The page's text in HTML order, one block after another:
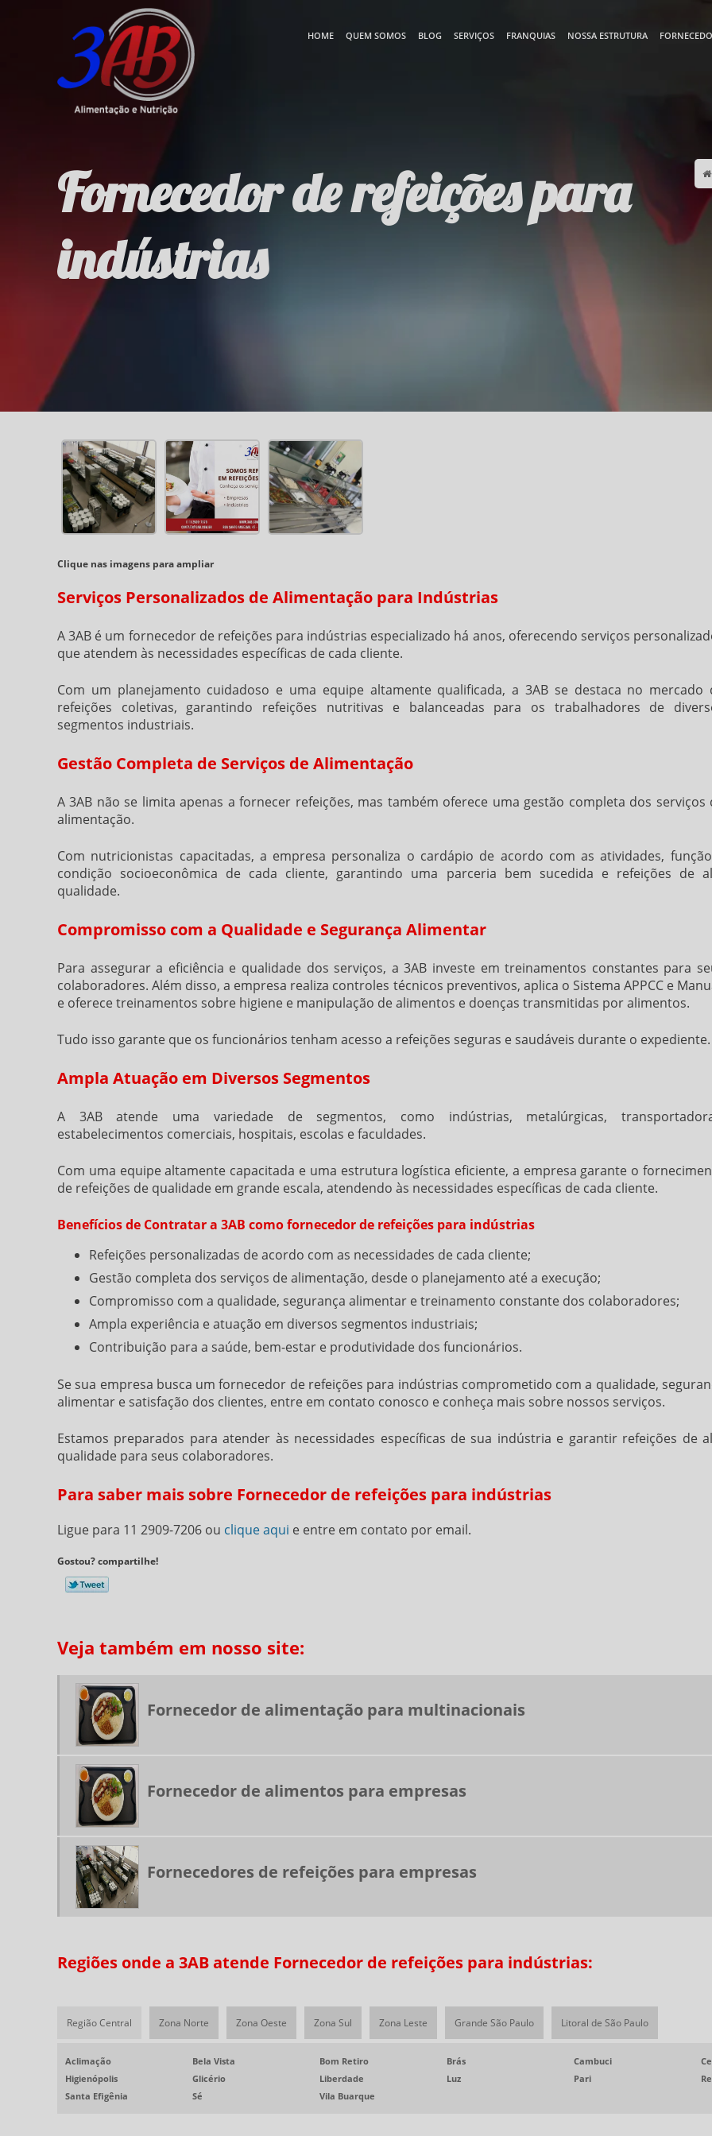
HOME QUEM SOMOS BLOG SERVIÇOS FRANQUIAS NOSSA ESTRUTURA
Fornecedor de refeições para
indústrias
Clique nas imagens para ampliar
Serviços Personalizados de Alimentação para Indústrias
A 3AB é um fornecedor de refeições para indústrias especializado há anos, oferecendo serviços
que atendem às necessidades específicas de cada cliente.
Com um planejamento cuidadoso e uma equipe altamente qualificada, a 3AB se destaca no mercado
refeições coletivas, garantindo refeições nutritivas e balanceadas para os trabalhadores de
segmentos industriais.
Gestão Completa de Serviços de Alimentação
A 3AB não se limita apenas a fornecer refeições, mas também oferece uma gestão completa dos serviços
alimentação.
Com nutricionistas capacitadas, a empresa personaliza o cardápio de acordo com as atividades,
condição socioeconômica de cada cliente, garantindo uma parceria bem sucedida e refeições de
qualidade.
Compromisso com a Qualidade e Segurança Alimentar
Para assegurar a eficiência e qualidade dos serviços, a 3AB investe em treinamentos constantes para
colaboradores. Além disso, a empresa realiza controles técnicos preventivos, aplica o Sistema APPCC e
e oferece treinamentos sobre higiene e manipulação de alimentos e doenças transmitidas por alimentos.
Tudo isso garante que os funcionários tenham acesso a refeições seguras e saudáveis durante o expediente.
Ampla Atuação em Diversos Segmentos
A 3AB atende uma variedade de segmentos, como indústrias, metalúrgicas,
estabelecimentos comerciais, hospitais, escolas e faculdades.
Com uma equipe altamente capacitada e uma estrutura logística eficiente, a empresa garante o
de refeições de qualidade em grande escala, atendendo às necessidades específicas de cada cliente.
Benefícios de Contratar a 3AB como fornecedor de refeições para indústrias
Refeições personalizadas de acordo com as necessidades de cada cliente;
Gestão completa dos serviços de alimentação, desde o planejamento até a execução;
Compromisso com a qualidade, segurança alimentar e treinamento constante dos colaboradores;
Ampla experiência e atuação em diversos segmentos industriais;
Contribuição para a saúde, bem-estar e produtividade dos funcionários.
Se sua empresa busca umfornecedor de refeições para indústrias comprometido com a qualidade,
alimentar e satisfação dos clientes, entre em contato conosco e conheça mais sobre nossos serviços.
Estamos preparados para atender às necessidades específicas de sua indústria e garantir refeições de
qualidade para seus colaboradores.
Para saber mais sobre Fornecedor de refeições para indústrias
Ligue para 11 2909-7206 ou clique aqui e entre em contato por email.
Gostou? compartilhe!
Veja também em nosso site:
Fornecedor de alimentação para multinacionais
Fornecedor de alimentos para empresas
Fornecedores de refeições para empresas
Regiões onde a 3AB atende Fornecedor de refeições para indústrias:
Região Central Zona Norte Zona Oeste Zona Sul Zona Leste Grande São Paulo Litoral de São Paulo
Aclimação Bela Vista Bom Retiro Brás Cambuci
Higienópolis
Glicério Liberdade Luz Pari
Santa Efigênia
Sé Vila Buarque